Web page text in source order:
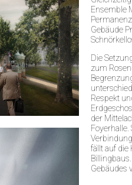
Ensemble
Gebäude
Die
zum
Respekt
der
fällt auf die
Gebäudes